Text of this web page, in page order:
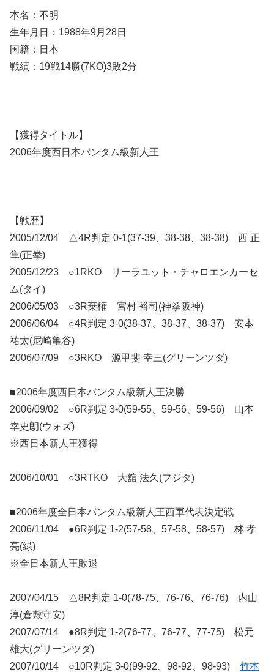
本名：不明
生年月日：1988年9月28日
国籍：日本
戦績：19戦14勝(7KO)3敗2分
【獲得タイトル】
2006年度西日本バンタム級新人王
【戦歴】
2005/12/04 △4R判定 0-1(37-39、38-38、38-38) 西 正
隼(正拳)
2005/12/23 ○1RKO リーラユット・チャロエンカーセ
ム(タイ)
2006/05/03 ○3R棄権 宮村 裕司(神拳阪神)
2006/06/04 ○4R判定 3-0(38-37、38-37、38-37) 安本
祐太(尼崎亀谷)
2006/07/09 ○3RKO 源甲斐 幸三(グリーンツダ)
■2006年度西日本バンタム級新人王決勝
2006/09/02 ○6R判定 3-0(59-55、59-56、59-56) 山本
幸史朗(ウォズ)
※西日本新人王獲得
2006/10/01 ○3RTKO 大舘 法久(フジタ)
■2006年度全日本バンタム級新人王西軍代表決定戦
2006/11/04 ●6R判定 1-2(57-58、57-58、58-57) 林 孝
亮(緑)
※全日本新人王敗退
2007/04/15 △8R判定 1-0(78-75、76-76、76-76) 内山
淳(倉敷守安)
2007/07/14 ●8R判定 1-2(76-77、76-77、77-75) 松元
雄大(グリーンツダ)
2007/10/14 ○10R判定 3-0(99-92、98-92、98-93) 竹本